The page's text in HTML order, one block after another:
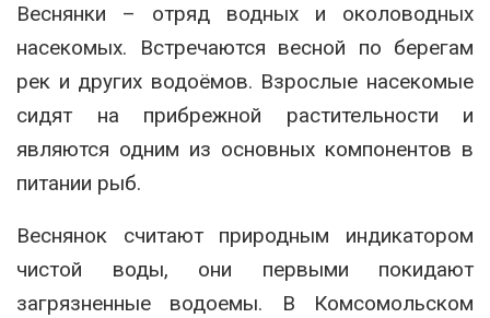
Веснянки – отряд водных и околоводных
насекомых. Встречаются весной по берегам
рек и других водоёмов. Взрослые насекомые
сидят на прибрежной растительности и
являются одним из основных компонентов в
питании рыб.
Веснянок считают природным индикатором
чистой воды, они первыми покидают
загрязненные водоемы. В Комсомольском